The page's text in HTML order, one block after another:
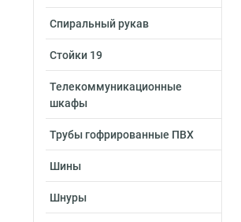
Спиральный рукав
Стойки 19
Телекоммуникационные
шкафы
Трубы гофрированные ПВХ
Шины
Шнуры